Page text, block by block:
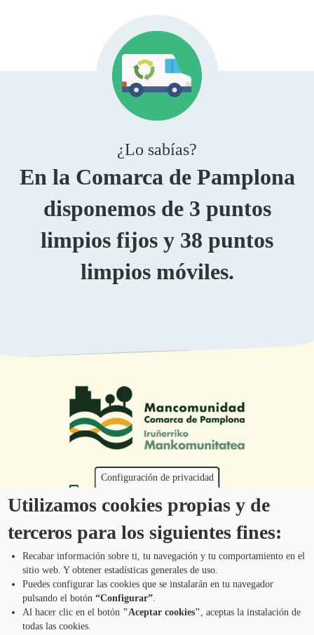
¿Lo sabías?
En la Comarca de Pamplona
disponemos de 3 puntos
limpios fijos y 38 puntos
limpios móviles.
Tel.: 948 203 444
atencion@mancoeduca.com
Programa de Educación Ambiental Escolar
de la Mancomunidad de la Comarca de
Pamplona
Pie
CONTÁCTANOS
Configuración de privacidad
Utilizamos cookies propias y de
terceros para los siguientes fines:
Recabar información sobre ti, tu navegación y tu comportamiento en el
sitio web. Y obtener estadísticas generales de uso.
Puedes configurar las cookies que se instalarán en tu navegador
pulsando el botón“Configurar”.
Al hacer clic en el botón "Aceptar cookies", aceptas la instalación de
todas las cookies.